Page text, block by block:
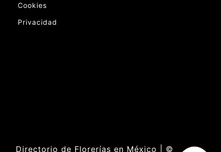
Cookies
Privacidad
Directorio de Florerías en México | ©